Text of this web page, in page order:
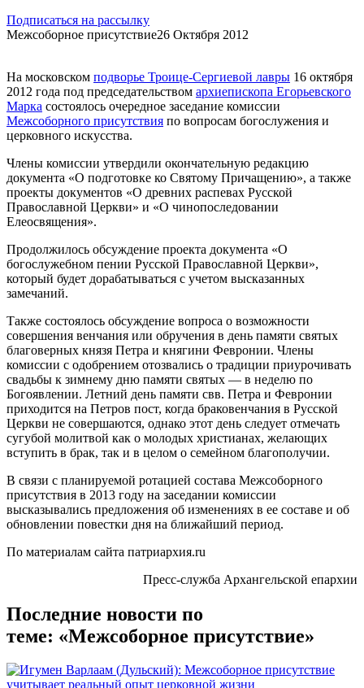
Подписаться на рассылку
Межсоборное присутствие26 Октября 2012
На московском подворье Троице-Сергиевой лавры 16 октября
2012 года под председательством архиепископа Егорьевского
Марка состоялось очередное заседание комиссии
Межсоборного присутствия по вопросам богослужения и
церковного искусства.
Члены комиссии утвердили окончательную редакцию
документа «О подготовке ко Святому Причащению», а также
проекты документов «О древних распевах Русской
Православной Церкви» и «О чинопоследовании
Елеосвящения».
Продолжилось обсуждение проекта документа «О
богослужебном пении Русской Православной Церкви»,
который будет дорабатываться с учетом высказанных
замечаний.
Также состоялось обсуждение вопроса о возможности
совершения венчания или обручения в день памяти святых
благоверных князя Петра и княгини Февронии. Члены
комиссии с одобрением отозвались о традиции приурочивать
свадьбы к зимнему дню памяти святых — в неделю по
Богоявлении. Летний день памяти свв. Петра и Февронии
приходится на Петров пост, когда браковенчания в Русской
Церкви не совершаются, однако этот день следует отмечать
сугубой молитвой как о молодых христианах, желающих
вступить в брак, так и в целом о семейном благополучии.
В связи с планируемой ротацией состава Межсоборного
присутствия в 2013 году на заседании комиссии
высказывались предложения об изменениях в ее составе и об
обновлении повестки дня на ближайший период.
По материалам сайта патриархия.ru
Пресс-служба Архангельской епархии
Последние новости по
теме: «Межсоборное присутствие»